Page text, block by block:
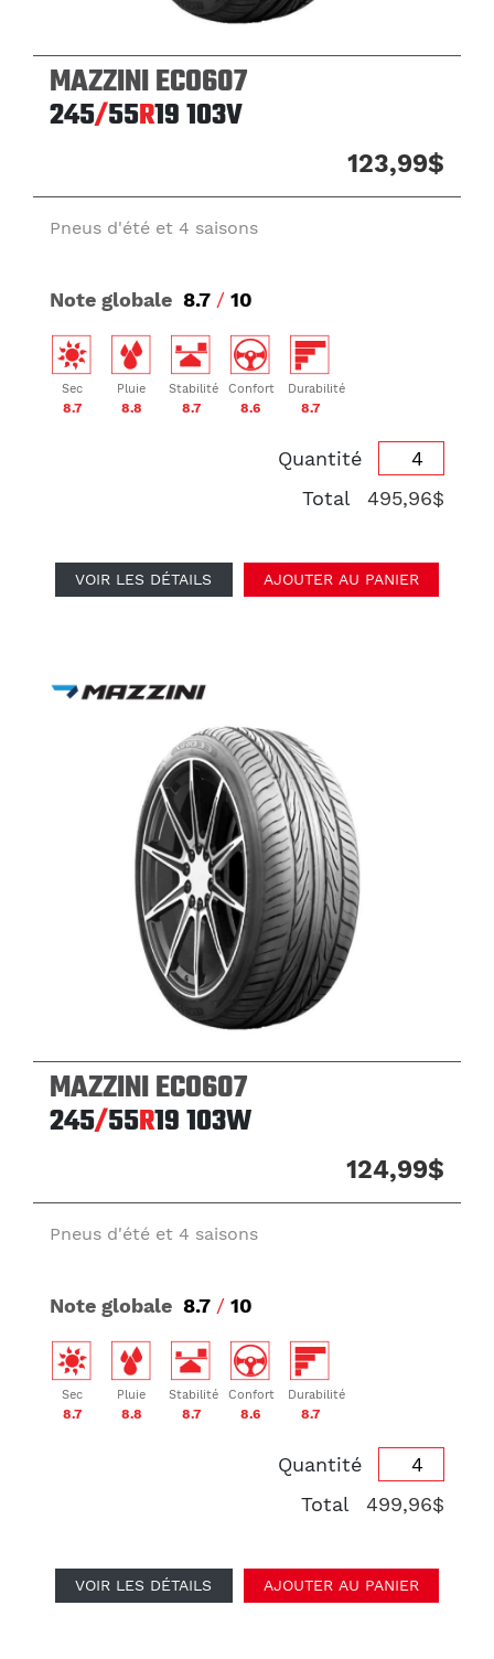
MAZZINI ECO607
245/55R19103V
123,99$
Pneus d'été et 4 saisons
Note globale 8.7 / 10
Sec
8.7
Pluie
8.8
Stabilité
8.7
Confort
8.6
Durabilité
8.7
Quantité
Total
495,96$
VOIR LES DÉTAILS AJOUTER AU PANIER
MAZZINI ECO607
245/55R19103W
124,99$
Pneus d'été et 4 saisons
Note globale 8.7 / 10
Sec
8.7
Pluie
8.8
Stabilité
8.7
Confort
8.6
Durabilité
8.7
Quantité
Total
499,96$
VOIR LES DÉTAILS AJOUTER AU PANIER